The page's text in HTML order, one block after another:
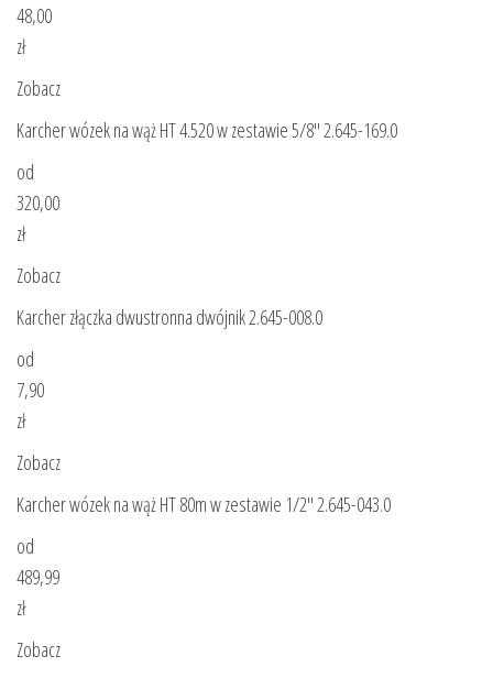
48,00
zł
Zobacz
Karcher wózek na wąż HT 4.520 w zestawie 5/8″ 2.645-169.0
od
320,00
zł
Zobacz
Karcher złączka dwustronna dwójnik 2.645-008.0
od
7,90
zł
Zobacz
Karcher wózek na wąż HT 80m w zestawie 1/2″ 2.645-043.0
od
489,99
zł
Zobacz